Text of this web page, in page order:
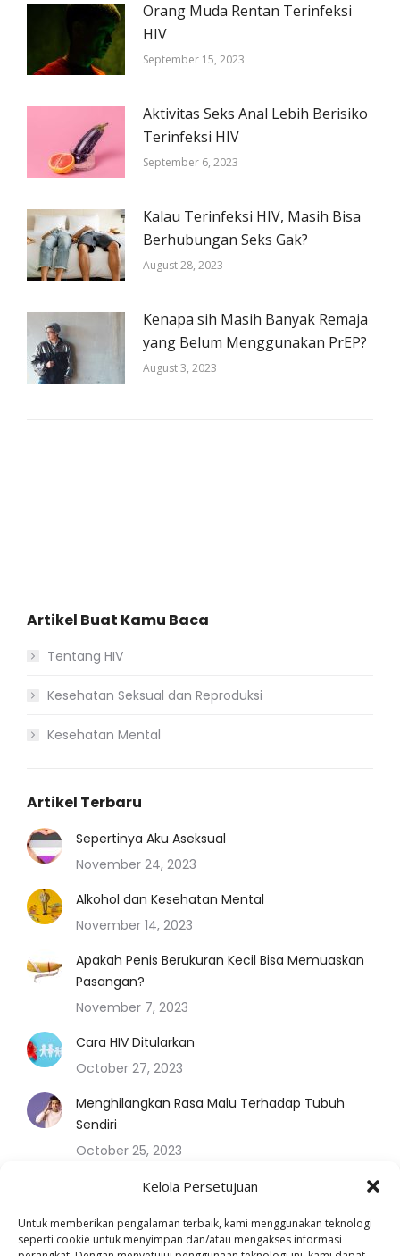
Kelola Persetujuan
Untuk memberikan pengalaman terbaik, kami menggunakan teknologi
seperti cookie untuk menyimpan dan/atau mengakses informasi
Orang Muda Rentan Terinfeksi
HIV
September 15, 2023
Aktivitas Seks Anal Lebih Berisiko
Terinfeksi HIV
September 6, 2023
Kalau Terinfeksi HIV, Masih Bisa
Berhubungan Seks Gak?
August 28, 2023
Kenapa sih Masih Banyak Remaja
yang Belum Menggunakan PrEP?
August 3, 2023
Artikel Buat Kamu Baca
Tentang HIV
Kesehatan Seksual dan Reproduksi
Kesehatan Mental
Artikel Terbaru
Sepertinya Aku Aseksual
November 24, 2023
Alkohol dan Kesehatan Mental
November 14, 2023
Apakah Penis Berukuran Kecil Bisa Memuaskan
Pasangan?
November 7, 2023
Cara HIV Ditularkan
October 27, 2023
Menghilangkan Rasa Malu Terhadap Tubuh
Sendiri
October 25, 2023
Apa Arti U=U?